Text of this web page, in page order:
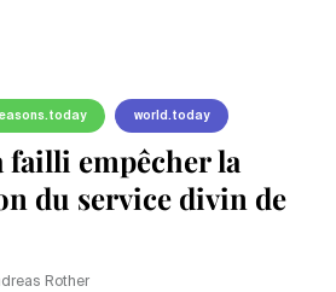
world.today
failli empêcher la
du service divin de
Rother